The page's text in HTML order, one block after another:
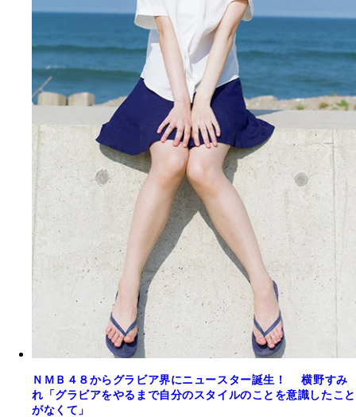
ＮＭＢ４８からグラビア界にニュースター誕生！ 横野すみ
れ「グラビアをやるまで自分のスタイルのことを意識したこと
がなくて」